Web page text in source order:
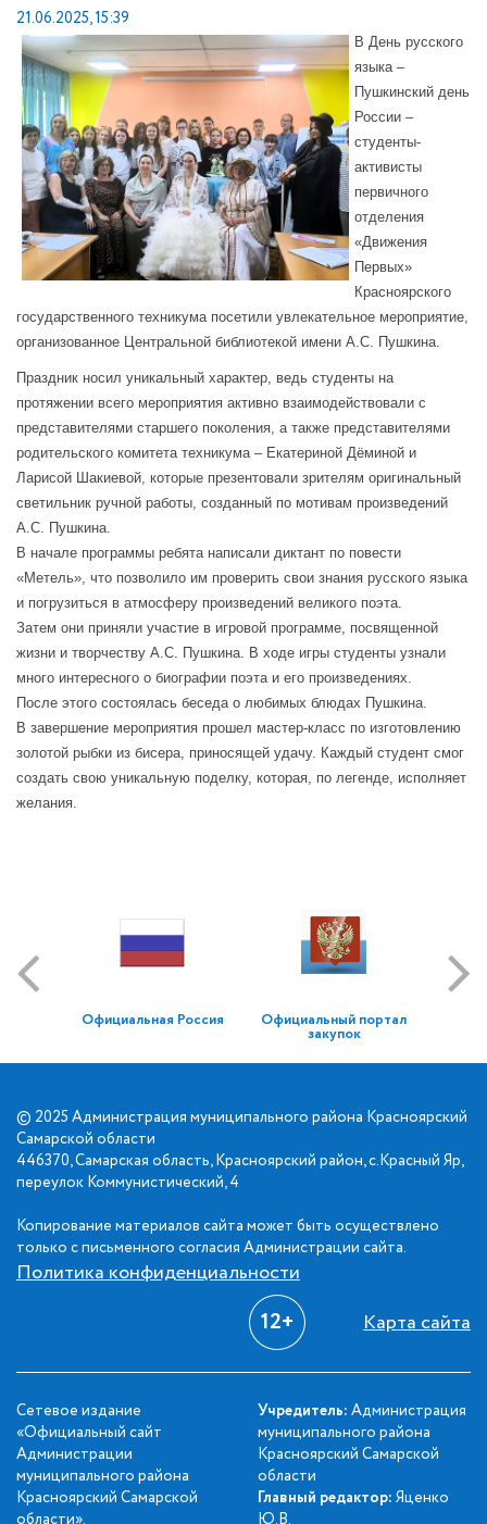
21.06.2025, 15:39
В День русского
языка –
Пушкинский день
России –
студенты-
активисты
первичного
отделения
«Движения
Первых»
Красноярского
государственного техникума посетили увлекательное мероприятие,
организованное Центральной библиотекой имени А.С. Пушкина.
Праздник носил уникальный характер, ведь студенты на
протяжении всего мероприятия активно взаимодействовали с
представителями старшего поколения, а также представителями
родительского комитета техникума – Екатериной Дёминой и
Ларисой Шакиевой, которые презентовали зрителям оригинальный
светильник ручной работы, созданный по мотивам произведений
А.С. Пушкина.
В начале программы ребята написали диктант по повести
«Метель», что позволило им проверить свои знания русского языка
и погрузиться в атмосферу произведений великого поэта.
Затем они приняли участие в игровой программе, посвященной
жизни и творчеству А.С. Пушкина. В ходе игры студенты узнали
много интересного о биографии поэта и его произведениях.
После этого состоялась беседа о любимых блюдах Пушкина.
В завершение мероприятия прошел мастер-класс по изготовлению
золотой рыбки из бисера, приносящей удачу. Каждый студент смог
создать свою уникальную поделку, которая, по легенде, исполняет
желания.
Официальная Россия Официальный портал
закупок
© 2025 Администрация муниципального района Красноярский
Самарской области
446370, Самарская область, Красноярский район, с.Красный Яр,
переулок Коммунистический, 4
Копирование материалов сайта может быть осуществлено
только с письменного согласия Администрации сайта.
Политика конфиденциальности
12+ Карта сайта
Сетевое издание
«Официальный сайт
Администрации
муниципального района
Красноярский Самарской
области».
Учредитель: Администрация
муниципального района
Красноярский Самарской
области
Главный редактор: Яценко
Ю.В.